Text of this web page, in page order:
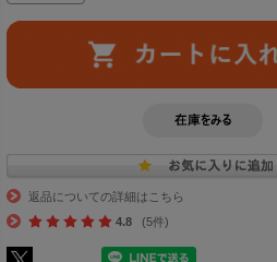
返品についての詳細はこちら
4.8
(5件)